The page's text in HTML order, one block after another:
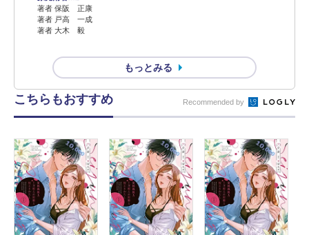
著者 保阪 正康
著者 戸高 一成
著者 大木 毅
もっとみる
こちらもおすすめ Recommended by